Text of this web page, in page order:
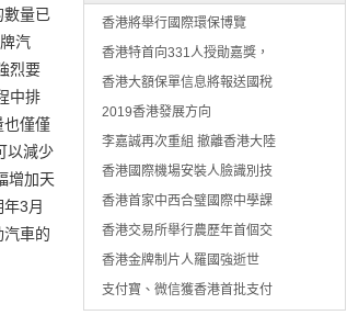
數量已
汽
烈要
中排
也僅僅
以減少
增加天
3月
車的
香港將舉行國際環保博覽
香港特首向331人授勛嘉獎，
香港大額保單信息將報送國稅
2019香港發展方向
李嘉誠再次重組 撤離香港大陸
香港國際機場安裝人臉識別技
香港首家中西合璧國際中學課
香港交易所舉行農歷年首個交
香港金牌制片人羅國強逝世
支付寶、微信獲香港首批支付